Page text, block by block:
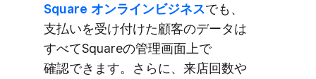
Square オンラインビジネスでも、​
支払いを​受け付けた​顧客の​データは​
すべて​Squareの​管理画面上で​
確認できます。​さらに、​来店回数や​